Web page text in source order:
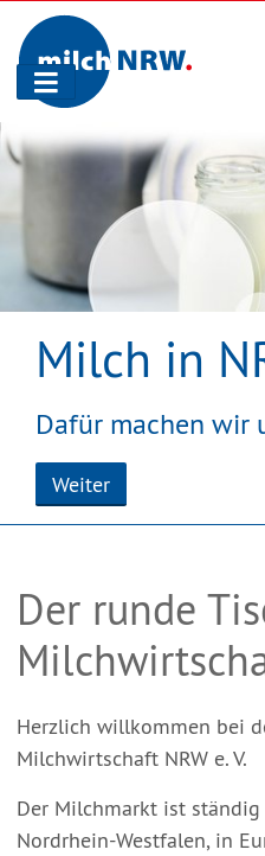
Navigation
ein-/ausblenden
Milch in
Dafür machen wir
Weiter
Der runde
Herzlich willkommen bei
Milchwirtschaft NRW e. V.
Der Milchmarkt ist
Nordrhein-Westfalen, in